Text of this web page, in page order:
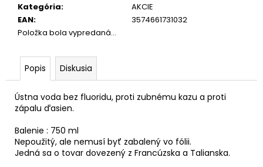
Kategória:
AKCIE
EAN:
3574661731032
Položka bola vypredaná…
Popis Diskusia
Ústna voda bez fluoridu, proti zubnému kazu a proti
zápalu ďasien.
Balenie : 750 ml
Nepoužitý, ale nemusí byť zabalený vo fólii.
Jedná sa o tovar dovezený z Francúzska a Talianska.